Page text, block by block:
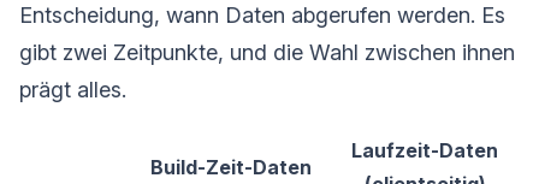
Entscheidung, wann Daten abgerufen werden. Es
gibt zwei Zeitpunkte, und die Wahl zwischen ihnen
prägt alles.
Build-Zeit-Daten
Laufzeit-Daten